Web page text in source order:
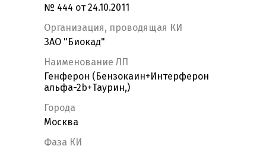
№ 444 от 24.10.2011
Организация, проводящая КИ
ЗАО "Биокад"
Наименование ЛП
Генферон (Бензокаин+Интерферон
альфа-2b+Таурин,)
Города
Москва
Фаза КИ